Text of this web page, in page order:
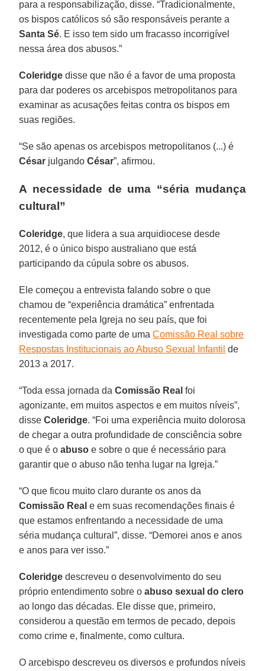
para a responsabilização, disse. “Tradicionalmente,
os bispos católicos só são responsáveis perante a
Santa Sé. E isso tem sido um fracasso incorrigível
nessa área dos abusos.”
Coleridge disse que não é a favor de uma proposta
para dar poderes os arcebispos metropolitanos para
examinar as acusações feitas contra os bispos em
suas regiões.
“Se são apenas os arcebispos metropolitanos (...) é
César julgandoCésar”, afirmou.
A necessidade de uma “séria mudança
cultural”
Coleridge, que lidera a sua arquidiocese desde
2012, é o único bispo australiano que está
participando da cúpula sobre os abusos.
Ele começou a entrevista falando sobre o que
chamou de “experiência dramática” enfrentada
recentemente pela Igreja no seu país, que foi
investigada como parte de umaComissão Real sobre
Respostas Institucionais ao Abuso Sexual Infantil de
2013 a 2017.
“Toda essa jornada daComissão Real foi
agonizante, em muitos aspectos e em muitos níveis”,
disseColeridge. “Foi uma experiência muito dolorosa
de chegar a outra profundidade de consciência sobre
o que é oabuso e sobre o que é necessário para
garantir que o abuso não tenha lugar na Igreja.”
“O que ficou muito claro durante os anos da
Comissão Real e em suas recomendações finais é
que estamos enfrentando a necessidade de uma
séria mudança cultural”, disse. “Demorei anos e anos
e anos para ver isso.”
Coleridge descreveu o desenvolvimento do seu
próprio entendimento sobre oabuso sexual do clero
ao longo das décadas. Ele disse que, primeiro,
considerou a questão em termos de pecado, depois
como crime e, finalmente, como cultura.
O arcebispo descreveu os diversos e profundos níveis